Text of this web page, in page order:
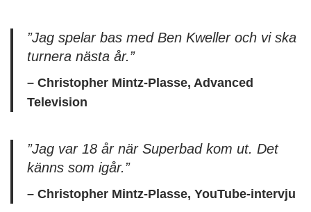
”Jag spelar bas med Ben Kweller och vi ska
turnera nästa år.”
– Christopher Mintz-Plasse, Advanced
Television
”Jag var 18 år när Superbad kom ut. Det
känns som igår.”
– Christopher Mintz-Plasse, YouTube-intervju